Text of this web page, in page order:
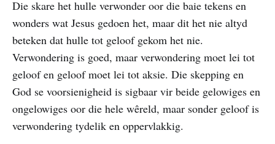
Die skare het hulle verwonder oor die baie tekens en
wonders wat Jesus gedoen het, maar dit het nie altyd
beteken dat hulle tot geloof gekom het nie.
Verwondering is goed, maar verwondering moet lei tot
geloof en geloof moet lei tot aksie. Die skepping en
God se voorsienigheid is sigbaar vir beide gelowiges en
ongelowiges oor die hele wêreld, maar sonder geloof is
verwondering tydelik en oppervlakkig.